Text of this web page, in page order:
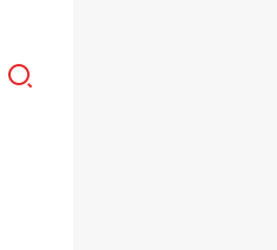
Logg